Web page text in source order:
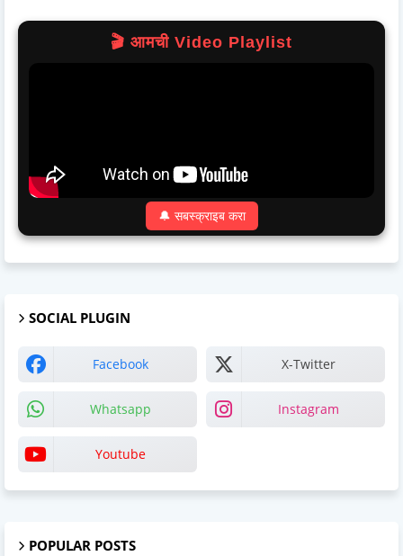
🎬 आमची Video Playlist
🔔 सबस्क्राइब करा
SOCIAL PLUGIN
Facebook X-Twitter
Whatsapp Instagram
Youtube
POPULAR POSTS